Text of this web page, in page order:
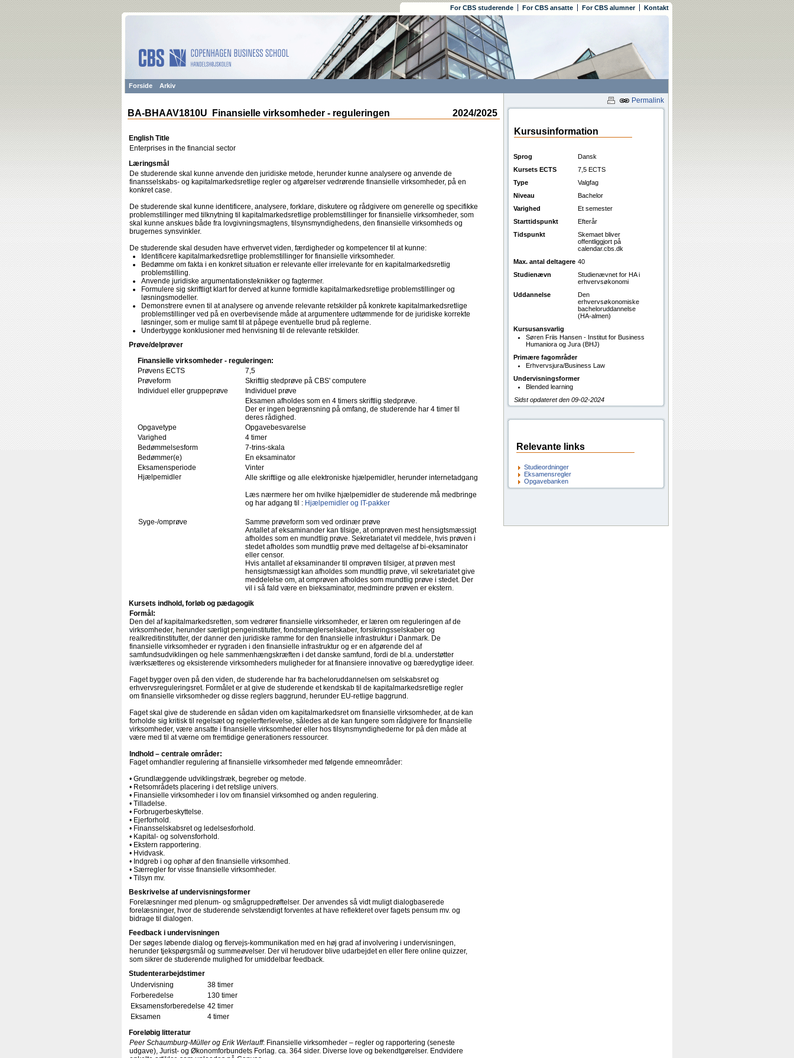
For CBS studerende For CBS ansatte For CBS alumner Kontakt
Forside Arkiv
Permalink
2024/2025
BA-BHAAV1810U Finansielle virksomheder - reguleringen
English Title
Enterprises in the financial sector
Læringsmål
De studerende skal kunne anvende den juridiske metode, herunder kunne analysere og anvende de
finansselskabs- og kapitalmarkedsretlige regler og afgørelser vedrørende finansielle virksomheder, på en
konkret case.
De studerende skal kunne identificere, analysere, forklare, diskutere og rådgivere om generelle og specifikke
problemstillinger med tilknytning til kapitalmarkedsretlige problemstillinger for finansielle virksomheder, som
skal kunne anskues både fra lovgivningsmagtens, tilsynsmyndighedens, den finansielle virksomheds og
brugernes synsvinkler.
De studerende skal desuden have erhvervet viden, færdigheder og kompetencer til at kunne:
Identificere kapitalmarkedsretlige problemstillinger for finansielle virksomheder.
Bedømme om fakta i en konkret situation er relevante eller irrelevante for en kapitalmarkedsretlig
problemstilling.
Anvende juridiske argumentationsteknikker og fagtermer.
Formulere sig skriftligt klart for derved at kunne formidle kapitalmarkedsretlige problemstillinger og
løsningsmodeller.
Demonstrere evnen til at analysere og anvende relevante retskilder på konkrete kapitalmarkedsretlige
problemstillinger ved på en overbevisende måde at argumentere udtømmende for de juridiske korrekte
løsninger, som er mulige samt til at påpege eventuelle brud på reglerne.
Underbygge konklusioner med henvisning til de relevante retskilder.
Prøve/delprøver
Finansielle virksomheder - reguleringen:
Prøvens ECTS
7,5
Prøveform
Skriftlig stedprøve på CBS' computere
Individuel eller gruppeprøve
Individuel prøve
Eksamen afholdes som en 4 timers skriftlig stedprøve.
Der er ingen begrænsning på omfang, de studerende har 4 timer til
deres rådighed.
Opgavetype
Opgavebesvarelse
Varighed
4 timer
Bedømmelsesform
7-trins-skala
Bedømmer(e)
En eksaminator
Eksamensperiode
Vinter
Hjælpemidler
Alle skriftlige og alle elektroniske hjælpemidler, herunder internetadgang
Læs nærmere her om hvilke hjælpemidler de studerende må medbringe
og har adgang til : Hjælpemidler og IT-pakker
Syge-/omprøve
Samme prøveform som ved ordinær prøve
Antallet af eksaminander kan tilsige, at omprøven mest hensigtsmæssigt
afholdes som en mundtlig prøve. Sekretariatet vil meddele, hvis prøven i
stedet afholdes som mundtlig prøve med deltagelse af bi-eksaminator
eller censor.
Hvis antallet af eksaminander til omprøven tilsiger, at prøven mest
hensigtsmæssigt kan afholdes som mundtlig prøve, vil sekretariatet give
meddelelse om, at omprøven afholdes som mundtlig prøve i stedet. Der
vil i så fald være en bieksaminator, medmindre prøven er ekstern.
Kursets indhold, forløb og pædagogik
Formål:
Den del af kapitalmarkedsretten, som vedrører finansielle virksomheder, er læren om reguleringen af de
virksomheder, herunder særligt pengeinstitutter, fondsmæglerselskaber, forsikringsselskaber og
realkreditinstitutter, der danner den juridiske ramme for den finansielle infrastruktur i Danmark. De
finansielle virksomheder er rygraden i den finansielle infrastruktur og er en afgørende del af
samfundsudviklingen og hele sammenhængskræften i det danske samfund, fordi de bl.a. understøtter
iværksætteres og eksisterende virksomheders muligheder for at finansiere innovative og bæredygtige ideer.
Faget bygger oven på den viden, de studerende har fra bacheloruddannelsen om selskabsret og
erhvervsreguleringsret. Formålet er at give de studerende et kendskab til de kapitalmarkedsretlige regler
om finansielle virksomheder og disse reglers baggrund, herunder EU-retlige baggrund.
Faget skal give de studerende en sådan viden om kapitalmarkedsret om finansielle virksomheder, at de kan
forholde sig kritisk til regelsæt og regelerfterlevelse, således at de kan fungere som rådgivere for finansielle
virksomheder, være ansatte i finansielle virksomheder eller hos tilsynsmyndighederne for på den måde at
være med til at værne om fremtidige generationers ressourcer.
Indhold – centrale områder:
Faget omhandler regulering af finansielle virksomheder med følgende emneområder:
• Grundlæggende udviklingstræk, begreber og metode.
• Retsområdets placering i det retslige univers.
• Finansielle virksomheder i lov om finansiel virksomhed og anden regulering.
• Tilladelse.
• Forbrugerbeskyttelse.
• Ejerforhold.
• Finansselskabsret og ledelsesforhold.
• Kapital- og solvensforhold.
• Ekstern rapportering.
• Hvidvask.
• Indgreb i og ophør af den finansielle virksomhed.
• Særregler for visse finansielle virksomheder.
• Tilsyn mv.
Beskrivelse af undervisningsformer
Forelæsninger med plenum- og smågruppedrøftelser. Der anvendes så vidt muligt dialogbaserede
forelæsninger, hvor de studerende selvstændigt forventes at have reflekteret over fagets pensum mv. og
bidrage til dialogen.
Feedback i undervisningen
Der søges løbende dialog og flervejs-kommunikation med en høj grad af involvering i undervisningen,
herunder tjekspørgsmål og summeøvelser. Der vil herudover blive udarbejdet en eller flere online quizzer,
som sikrer de studerende mulighed for umiddelbar feedback.
Studenterarbejdstimer
Undervisning
38 timer
Forberedelse
130 timer
Eksamensforberedelse 42 timer
Eksamen
4 timer
Foreløbig litteratur
Peer Schaumburg-Müller og Erik Werlauff: Finansielle virksomheder – regler og rapportering (seneste
udgave), Jurist- og Økonomforbundets Forlag. ca. 364 sider. Diverse love og bekendtgørelser. Endvidere
Kursusinformation
Sprog
Dansk
Kursets ECTS
7,5 ECTS
Type
Valgfag
Niveau
Bachelor
Varighed
Et semester
Starttidspunkt
Efterår
Tidspunkt
Skemaet bliver
offentliggjort på
calendar.cbs.dk
Max. antal deltagere 40
Studienævn
Studienævnet for HA i
erhvervsøkonomi
Uddannelse
Den
erhvervsøkonomiske
bacheloruddannelse
(HA-almen)
Kursusansvarlig
Søren Friis Hansen - Institut for Business
Humaniora og Jura (BHJ)
Primære fagområder
Erhvervsjura/Business Law
Undervisningsformer
Blended learning
Sidst opdateret den 09-02-2024
Relevante links
Studieordninger
Eksamensregler
Opgavebanken